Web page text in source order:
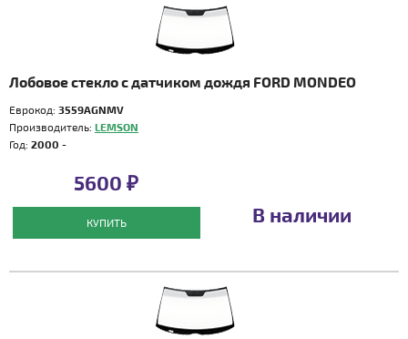
Лобовое стекло с датчиком дождя FORD MONDEO
Еврокод: 3559AGNMV
Производитель: LEMSON
Год: 2000 -
5600 ₽
КУПИТЬ В наличии